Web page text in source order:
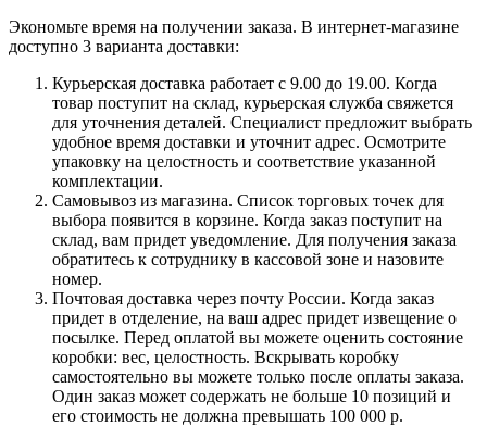
Экономьте время на получении заказа. В интернет-магазине
доступно 3 варианта доставки:
Курьерская доставка работает с 9.00 до 19.00. Когда
товар поступит на склад, курьерская служба свяжется
для уточнения деталей. Специалист предложит выбрать
удобное время доставки и уточнит адрес. Осмотрите
упаковку на целостность и соответствие указанной
комплектации.
Самовывоз из магазина. Список торговых точек для
выбора появится в корзине. Когда заказ поступит на
склад, вам придет уведомление. Для получения заказа
обратитесь к сотруднику в кассовой зоне и назовите
номер.
Почтовая доставка через почту России. Когда заказ
придет в отделение, на ваш адрес придет извещение о
посылке. Перед оплатой вы можете оценить состояние
коробки: вес, целостность. Вскрывать коробку
самостоятельно вы можете только после оплаты заказа.
Один заказ может содержать не больше 10 позиций и
его стоимость не должна превышать 100 000 р.